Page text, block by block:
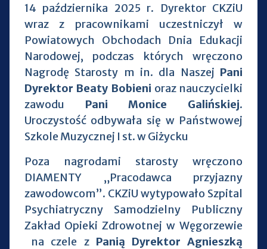
14 października 2025 r. Dyrektor CKZiU
wraz z pracownikami uczestniczył w
Powiatowych Obchodach Dnia Edukacji
Narodowej, podczas których wręczono
Nagrodę Starosty m in. dla Naszej Pani
Dyrektor Beaty Bobieni oraz nauczycielki
zawodu Pani Monice Galińskiej.
Uroczystość odbywała się w Państwowej
Szkole Muzycznej I st. w Giżycku
Poza nagrodami starosty wręczono
DIAMENTY „Pracodawca przyjazny
zawodowcom”. CKZiU wytypowało Szpital
Psychiatryczny Samodzielny Publiczny
Zakład Opieki Zdrowotnej w Węgorzewie
na czele z Panią Dyrektor Agnieszką